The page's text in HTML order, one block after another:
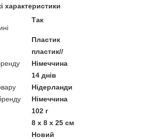
характеристики
Так
Пластик
пластик//
Німеччина
14 днів
Нідерланди
Німеччина
102 г
8 х 8 х 25 см
Новий